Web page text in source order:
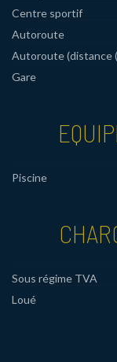
Centre sportif
Autoroute
Autoroute (distance
Gare
Piscine
Sous régime TVA
Loué